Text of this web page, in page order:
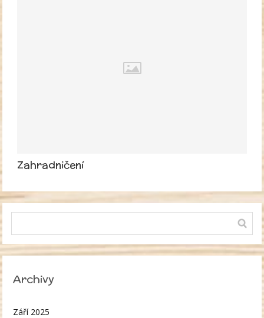
Zahradničení
Archivy
Září 2025